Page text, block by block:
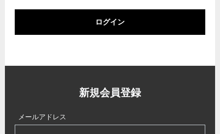
ログイン
新規会員登録
メールアドレス